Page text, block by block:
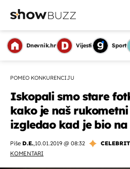
Dnevnik.hr Vijesti Sport
POMEO KONKURENCIJU
Iskopali smo stare
kako je naš
izgledao kad je bio
Piše D.E.,10.01.2019 @ 08:32
KOMENTARI